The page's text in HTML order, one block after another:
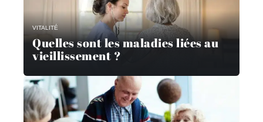
VITALITÉ
Quelles sont les maladies liées au
vieillissement ?